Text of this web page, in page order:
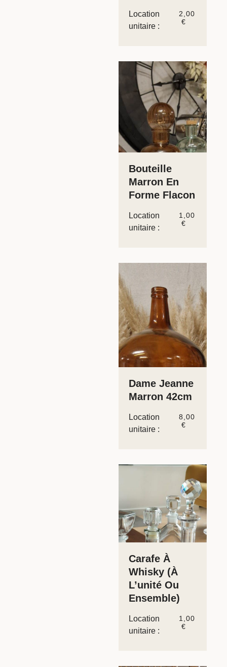
Location
unitaire :
2,00
€
Bouteille
Marron En
Forme Flacon
Location
unitaire :
1,00
€
Dame Jeanne
Marron 42cm
Location
unitaire :
8,00
€
Carafe À
Whisky (à
L’unité Ou
Ensemble)
Location
unitaire :
1,00
€